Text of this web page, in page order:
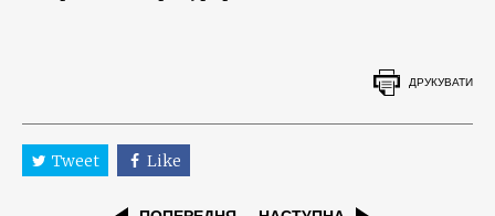
ДРУКУВАТИ
Tweet Like